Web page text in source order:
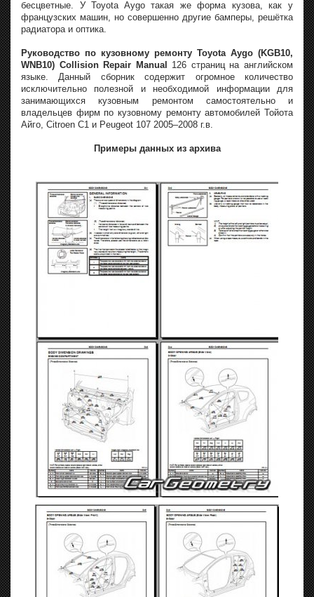
бесцветные. У Toyota Aygo такая же форма кузова, как у
французских машин, но совершенно другие бамперы, решётка
радиатора и оптика.
Руководство по кузовному ремонту Toyota Aygo (KGB10,
WNB10) Collision Repair Manual
126 страниц на английском
языке. Данный сборник содержит огромное количество
исключительно полезной и необходимой информации для
занимающихся кузовным ремонтом самостоятельно и
владельцев фирм по кузовному ремонту автомобилей Тойота
Айго, Citroen C1 и Peugeot 107 2005–2008 г.в.
Примеры данных из архива